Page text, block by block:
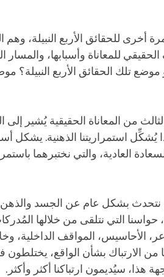
للحقائق الأربع النبيلة، وهم
الحقيقي للمعاناة وأسبابها، والمسار
تلك الحقائق الأربع النبيلة؟
من المعاناة الحقيقية يُشير إلى
يُشكِّل استمراريتنا الذهنية. يشكل
العادية، والتي نختبرهما
نتحدث بشكل عام عن الجسد
التي نتلقى من خلالها
الأحاسيس، المواقف الداخلية،
الارتباك بشأن الواقع،
هذا، سيُديمون ارتباكنا أكثر وأكثر.